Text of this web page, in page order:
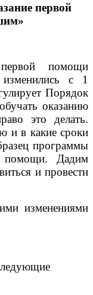
первой
помощи
с 1
Порядок
оказанию
это делать.
и в какие сроки
программы
помощи. Дадим
и провести
изменениями